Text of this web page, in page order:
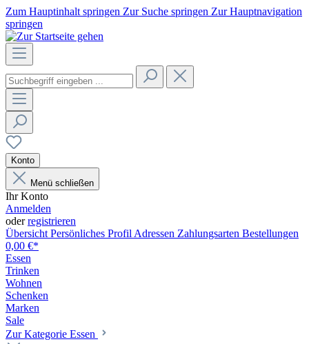
Zum Hauptinhalt springen Zur Suche springen Zur Hauptnavigation
springen
Konto
Menü schließen
Ihr Konto
Anmelden
oderregistrieren
Übersicht Persönliches Profil Adressen Zahlungsarten Bestellungen
0,00 €*
Essen
Trinken
Wohnen
Schenken
Marken
Sale
Zur Kategorie Essen